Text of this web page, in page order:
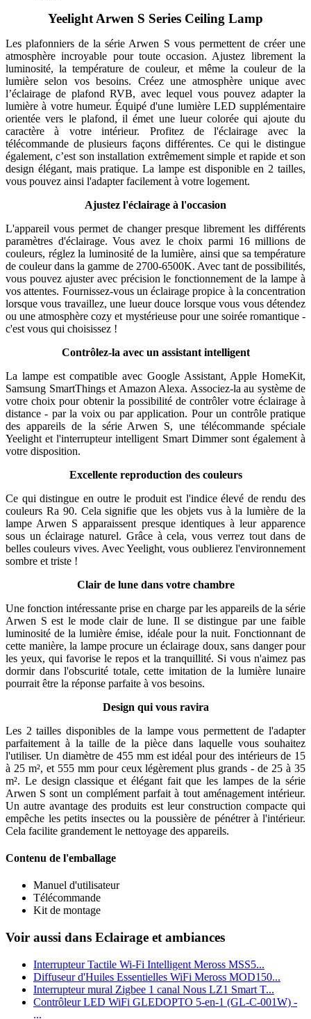
Yeelight Arwen S Series Ceiling Lamp
Les plafonniers de la série Arwen S vous permettent de créer une
atmosphère incroyable pour toute occasion. Ajustez librement la
luminosité, la température de couleur, et même la couleur de la
lumière selon vos besoins. Créez une atmosphère unique avec
l’éclairage de plafond RVB, avec lequel vous pouvez adapter la
lumière à votre humeur. Équipé d'une lumière LED supplémentaire
orientée vers le plafond, il émet une lueur colorée qui ajoute du
caractère à votre intérieur. Profitez de l'éclairage avec la
télécommande de plusieurs façons différentes. Ce qui le distingue
également, c’est son installation extrêmement simple et rapide et son
design élégant, mais pratique. La lampe est disponible en 2 tailles,
vous pouvez ainsi l'adapter facilement à votre logement.
Ajustez l'éclairage à l'occasion
L'appareil vous permet de changer presque librement les différents
paramètres d'éclairage. Vous avez le choix parmi 16 millions de
couleurs, réglez la luminosité de la lumière, ainsi que sa température
de couleur dans la gamme de 2700-6500K. Avec tant de possibilités,
vous pouvez ajuster avec précision le fonctionnement de la lampe à
vos attentes. Fournissez-vous un éclairage propice à la concentration
lorsque vous travaillez, une lueur douce lorsque vous vous détendez
ou une atmosphère cozy et mystérieuse pour une soirée romantique -
c'est vous qui choisissez !
Contrôlez-la avec un assistant intelligent
La lampe est compatible avec Google Assistant, Apple HomeKit,
Samsung SmartThings et Amazon Alexa. Associez-la au système de
votre choix pour obtenir la possibilité de contrôler votre éclairage à
distance - par la voix ou par application. Pour un contrôle pratique
des appareils de la série Arwen S, une télécommande spéciale
Yeelight et l'interrupteur intelligent Smart Dimmer sont également à
votre disposition.
Excellente reproduction des couleurs
Ce qui distingue en outre le produit est l'indice élevé de rendu des
couleurs Ra 90. Cela signifie que les objets vus à la lumière de la
lampe Arwen S apparaissent presque identiques à leur apparence
sous un éclairage naturel. Grâce à cela, vous verrez tout dans de
belles couleurs vives. Avec Yeelight, vous oublierez l'environnement
sombre et triste !
Clair de lune dans votre chambre
Une fonction intéressante prise en charge par les appareils de la série
Arwen S est le mode clair de lune. Il se distingue par une faible
luminosité de la lumière émise, idéale pour la nuit. Fonctionnant de
cette manière, la lampe procure un éclairage doux, sans danger pour
les yeux, qui favorise le repos et la tranquillité. Si vous n'aimez pas
dormir dans l'obscurité totale, cette imitation de la lumière lunaire
pourrait être la réponse parfaite à vos besoins.
Design qui vous ravira
Les 2 tailles disponibles de la lampe vous permettent de l'adapter
parfaitement à la taille de la pièce dans laquelle vous souhaitez
l'utiliser. Un diamètre de 455 mm est idéal pour des intérieurs de 15
à 25 m², et 555 mm pour ceux légèrement plus grands - de 25 à 35
m². Le design classique et élégant fait que les lampes de la série
Arwen S sont un complément parfait à tout aménagement intérieur.
Un autre avantage des produits est leur construction compacte qui
empêche les petits insectes ou la poussière de pénétrer à l'intérieur.
Cela facilite grandement le nettoyage des appareils.
Contenu de l'emballage
Manuel d'utilisateur
Télécommande
Kit de montage
Voir aussi dans Eclairage et ambiances
Interrupteur Tactile Wi-Fi Intelligent Meross MSS5...
Diffuseur d'Huiles Essentielles WiFi Meross MOD150...
Interrupteur mural Zigbee 1 canal Nous LZ1 Smart T...
Contrôleur LED WiFi GLEDOPTO 5-en-1 (GL-C-001W) -
...